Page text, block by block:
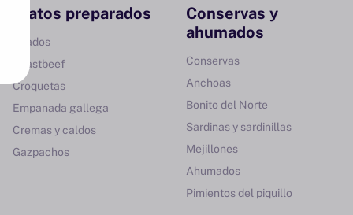
Platos preparados
Asados
Roastbeef
Croquetas
Empanada gallega
Cremas y caldos
Gazpachos
Conservas y
ahumados
Conservas
Anchoas
Bonito del Norte
Sardinas y sardinillas
Mejillones
Ahumados
Pimientos del piquillo